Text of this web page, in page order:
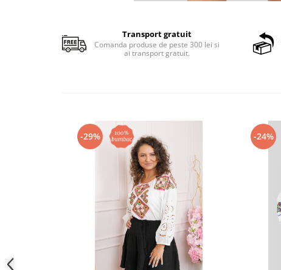
Transport gratuit
Comanda produse de peste 300 lei si
ai transport gratuit.
-29% -24%